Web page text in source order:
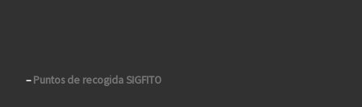
–Puntos de recogida SIGFITO